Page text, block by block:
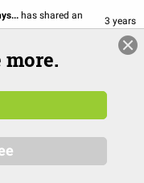
has shared an
3 years
more.